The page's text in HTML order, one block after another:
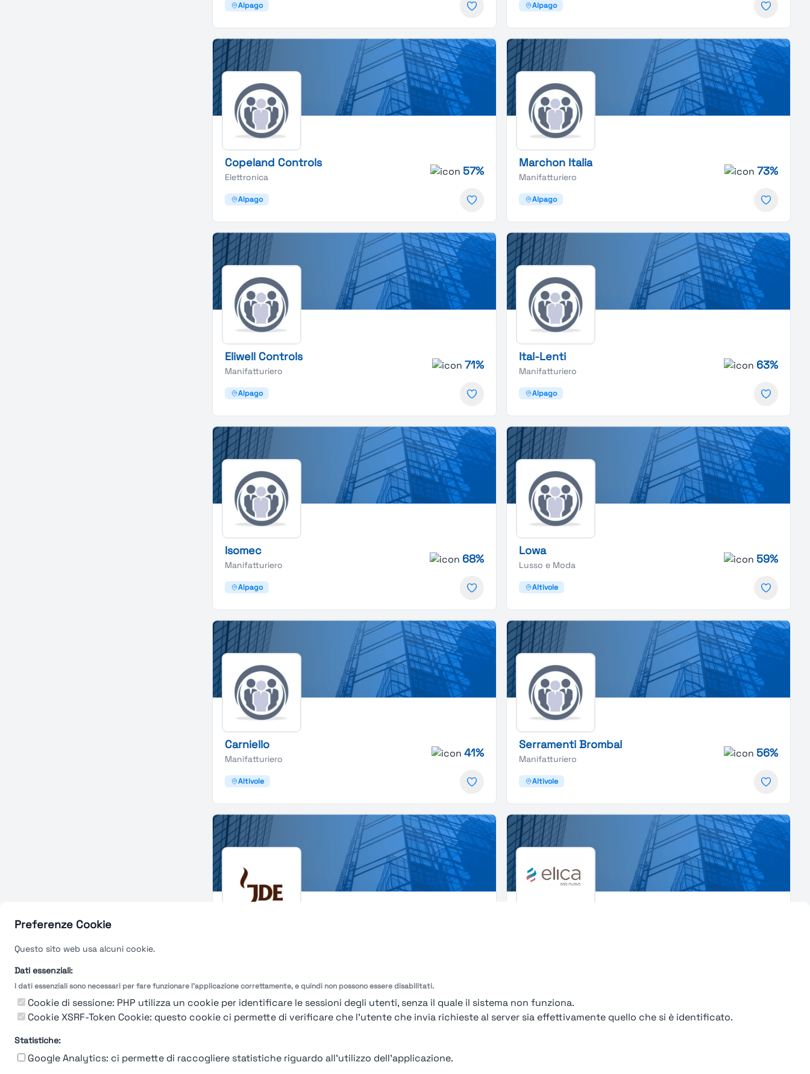
Preferenze Cookie
Questo sito web usa alcuni cookie.
Dati essenziali:
I dati essenziali sono necessari per fare funzionare l'applicazione correttamente, e quindi non possono essere disabilitati.
Cookie di sessione: PHP utilizza un cookie per identificare le sessioni degli utenti, senza il quale il sistema non funziona.
Cookie XSRF-Token Cookie: questo cookie ci permette di verificare che l'utente che invia richieste al server sia effettivamente quello che si è identificato.
Statistiche:
Google Analytics: ci permette di raccogliere statistiche riguardo all'utilizzo dell'applicazione.
Alpago Alpago
Copeland Controls
Elettronica 57%
Alpago
Marchon Italia
Manifatturiero 73%
Alpago
Eliwell Controls
Manifatturiero 71%
Alpago
Ital-Lenti
Manifatturiero 63%
Alpago
Isomec
Manifatturiero 68%
Alpago
Lowa
Lusso e Moda 59%
Altivole
Carniello
Manifatturiero 41%
Altivole
Serramenti Brombal
Manifatturiero 56%
Altivole
< 1 2 3 4 5 6 7 8 9 10 ... 58 59 >